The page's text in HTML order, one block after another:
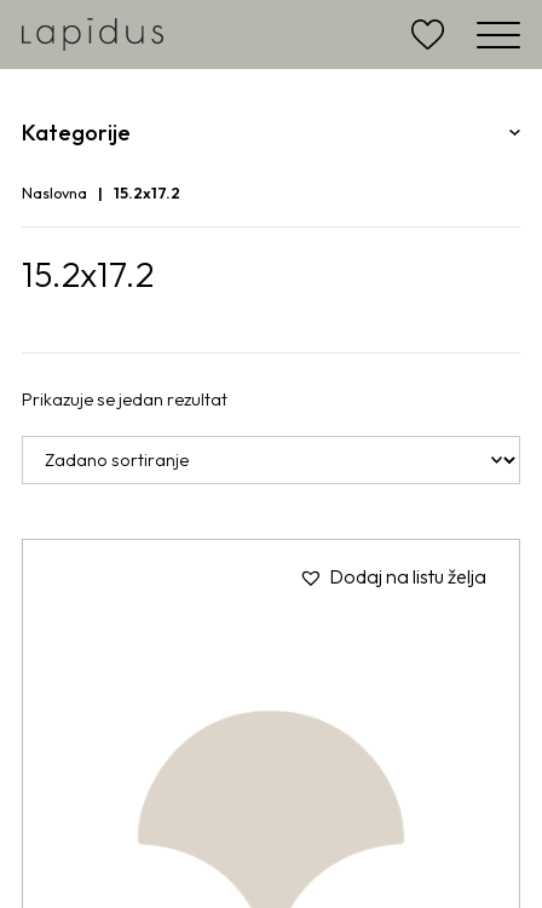
Kategorije
Naslovna 15.2x17.2
15.2x17.2
Prikazuje se jedan rezultat
Dodaj na listu želja